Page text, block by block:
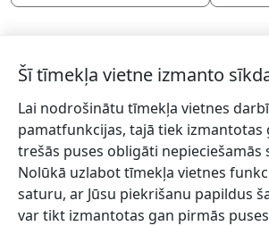
Piesakies jaunumiem!
Pieraksties jaunumiem e-pastā un
jaunākās aktualitātes.
Šī tīmekļa vietne izmanto
Lai nodrošinātu tīmekļa vietnes
pamatfunkcijas, tajā tiek izmantotas
trešās puses obligāti nepieciešamās
Nolūkā uzlabot tīmekļa vietnes
saturu, ar Jūsu piekrišanu papildus
var tikt izmantotas gan pirmās